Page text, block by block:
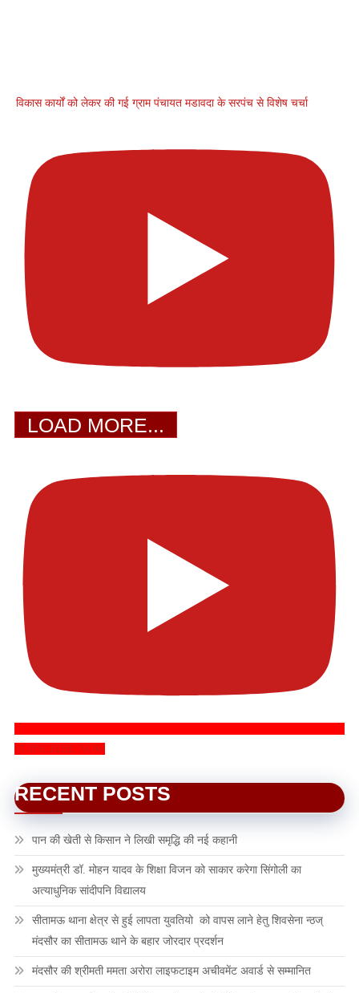
विकास कार्यों को लेकर की गई ग्राम पंचायत मडावदा के सरपंच से विशेष चर्चा
LOAD MORE...
SUBSCRIBE NOW
RECENT POSTS
पान की खेती से किसान ने लिखी समृद्धि की नई कहानी
मुख्यमंत्री डॉ. मोहन यादव के शिक्षा विजन को साकार करेगा सिंगोली का
अत्याधुनिक सांदीपनि विद्यालय
सीतामऊ थाना क्षेत्र से हुई लापता युवतियो को वापस लाने हेतु शिवसेना न्ठज्
मंदसौर का सीतामऊ थाने के बहार जोरदार प्रदर्शन
मंदसौर की श्रीमती ममता अरोरा लाइफटाइम अचीवमेंट अवार्ड से सम्मानित